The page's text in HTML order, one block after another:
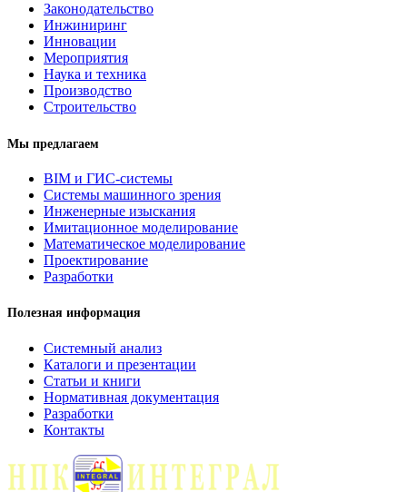
Законодательство
Инжиниринг
Инновации
Мероприятия
Наука и техника
Производство
Строительство
Мы предлагаем
BIM и ГИС-системы
Системы машинного зрения
Инженерные изыскания
Имитационное моделирование
Математическое моделирование
Проектирование
Разработки
Полезная информация
Системный анализ
Каталоги и презентации
Статьи и книги
Нормативная документация
Разработки
Контакты